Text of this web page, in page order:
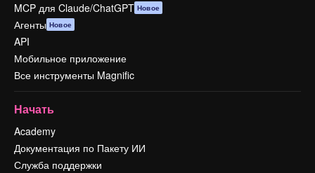
MCP для Claude/ChatGPT Новое
Агенты Новое
API
Мобильное приложение
Все инструменты Magnific
Начать
Academy
Документация по Пакету ИИ
Служба поддержки